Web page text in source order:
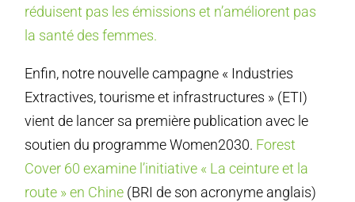
réduisent pas les émissions et n’améliorent pas
la santé des femmes.
Enfin, notre nouvelle campagne « Industries
Extractives, tourisme et infrastructures » (ETI)
vient de lancer sa première publication avec le
soutien du programme Women2030. Forest
Cover 60 examine l’initiative « La ceinture et la
route » en Chine (BRI de son acronyme anglais)